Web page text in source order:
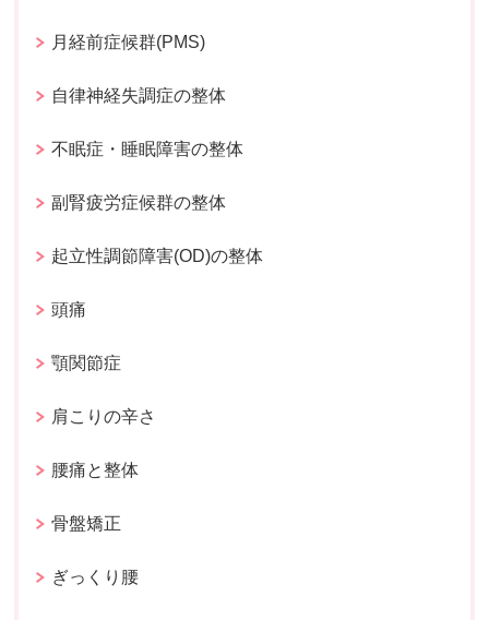
月経前症候群(PMS)
自律神経失調症の整体
不眠症・睡眠障害の整体
副腎疲労症候群の整体
起立性調節障害(OD)の整体
頭痛
顎関節症
肩こりの辛さ
腰痛と整体
骨盤矯正
ぎっくり腰